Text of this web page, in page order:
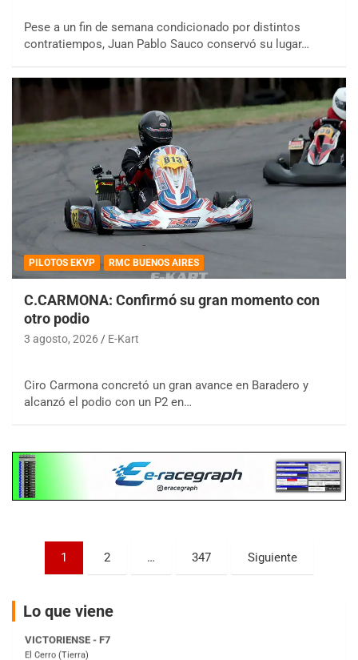
Pese a un fin de semana condicionado por distintos
contratiempos, Juan Pablo Sauco conservó su lugar…
PILOTOS EKVP RMC BUENOS AIRES
C.CARMONA: Confirmó su gran momento con
otro podio
3 agosto, 2026 E-Kart
Ciro Carmona concretó un gran avance en Baradero y
alcanzó el podio con un P2 en…
Paginación
entradas
1 2 … 347 Siguiente
Lo que viene
COBERTURA ESPECIAL DE E-KART.COM.AR
IAME SERIES ARGENTINA 6
Ramiro Tot (Asfalto)
Baradero (Buenos Aires)
Ciudad de Trenque Lauquen (Asfalto)
Trenque Lauquen (Buenos Aires)
ENTRERRIANO - F6 (POSTERGADA)
VICTORIENSE - F7
Moto Club Reginense (Tierra)
Gral. E. Godoy (Río Negro)